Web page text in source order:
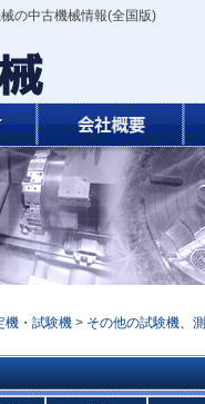
の中古機械情報(全国版)
機・試験機 > その他の試験機、